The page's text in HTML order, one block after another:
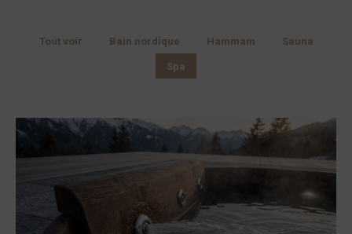
Tout voir Bain nordique Hammam Sauna
Spa